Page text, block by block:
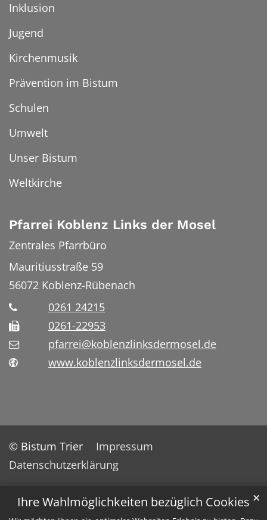
Ihre Wahlmöglichkeiten bezüglich Cookies ✕
Inklusion
Jugend
Kirchenmusik
Prävention im Bistum
Schulen
Umwelt
Unser Bistum
Weltkirche
Pfarrei Koblenz Links der Mosel
Zentrales Pfarrbüro
Mauritiusstraße 59
56072 Koblenz-Rübenach
0261 24215
0261-22953
pfarrei@koblenzlinksdermosel.de
www.koblenzlinksdermosel.de
© Bistum Trier
Impressum
Datenschutzerklärung